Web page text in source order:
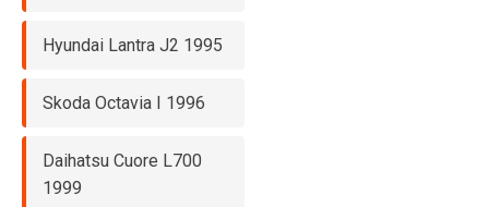
Hyundai Lantra J2 1995
Skoda Octavia I 1996
Daihatsu Cuore L700
1999